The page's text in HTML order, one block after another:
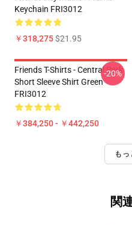
Keychain FRI3012
￥318,275$21.95
Friends T-Shirts - Central Perk
Short Sleeve Shirt Green
FRI3012
￥384,250 - ￥442,250
-20%
も
関